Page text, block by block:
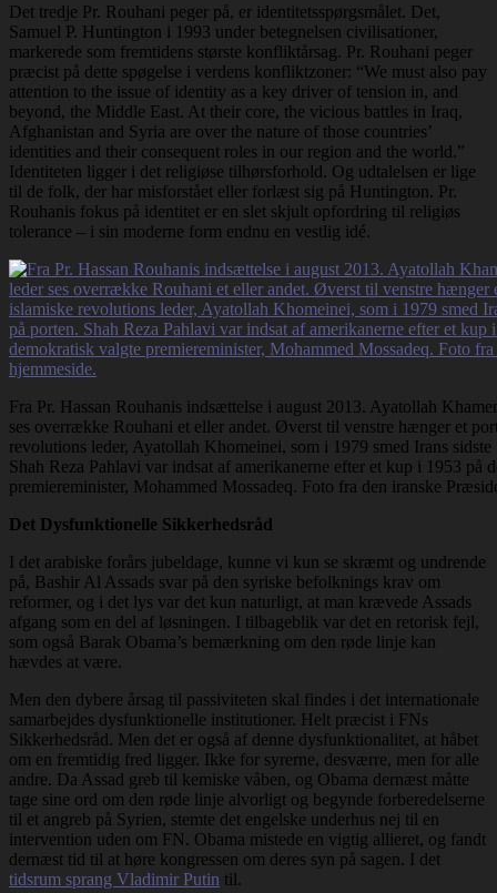
Det tredje Pr. Rouhani peger på, er identitetsspørgsmålet. Det,
Samuel P. Huntington i 1993 under betegnelsen civilisationer,
markerede som fremtidens største konfliktårsag. Pr. Rouhani peger
præcist på dette spøgelse i verdens konfliktzoner: “We must also pay
attention to the issue of identity as a key driver of tension in, and
beyond, the Middle East. At their core, the vicious battles in Iraq,
Afghanistan and Syria are over the nature of those countries’
identities and their consequent roles in our region and the world.”
Identiteten ligger i det religiøse tilhørsforhold. Og udtalelsen er lige
til de folk, der har misforstået eller forlæst sig på Huntington. Pr.
Rouhanis fokus på identitet er en slet skjult opfordring til religiøs
tolerance – i sin moderne form endnu en vestlig idé.
Fra Pr. Hassan Rouhanis indsættelse i august 2013. Ayatollah
ses overrække Rouhani et eller andet. Øverst til venstre hænger et
revolutions leder, Ayatollah Khomeinei, som i 1979 smed Irans
Shah Reza Pahlavi var indsat af amerikanerne efter et kup i 1953 på
premiereminister, Mohammed Mossadeq. Foto fra den iranske
Det Dysfunktionelle Sikkerhedsråd
I det arabiske forårs jubeldage, kunne vi kun se skræmt og undrende
på, Bashir Al Assads svar på den syriske befolknings krav om
reformer, og i det lys var det kun naturligt, at man krævede Assads
afgang som en del af løsningen. I tilbageblik var det en retorisk fejl,
som også Barak Obama’s bemærkning om den røde linje kan
hævdes at være.
Men den dybere årsag til passiviteten skal findes i det internationale
samarbejdes dysfunktionelle institutioner. Helt præcist i FNs
Sikkerhedsråd. Men det er også af denne dysfunktionalitet, at håbet
om en fremtidig fred ligger. Ikke for syrerne, desværre, men for alle
andre. Da Assad greb til kemiske våben, og Obama dernæst måtte
tage sine ord om den røde linje alvorligt og begynde forberedelserne
til et angreb på Syrien, stemte det engelske underhus nej til en
intervention uden om FN. Obama mistede en vigtig allieret, og fandt
dernæst tid til at høre kongressen om deres syn på sagen. I det
tidsrum sprang Vladimir Putin til.